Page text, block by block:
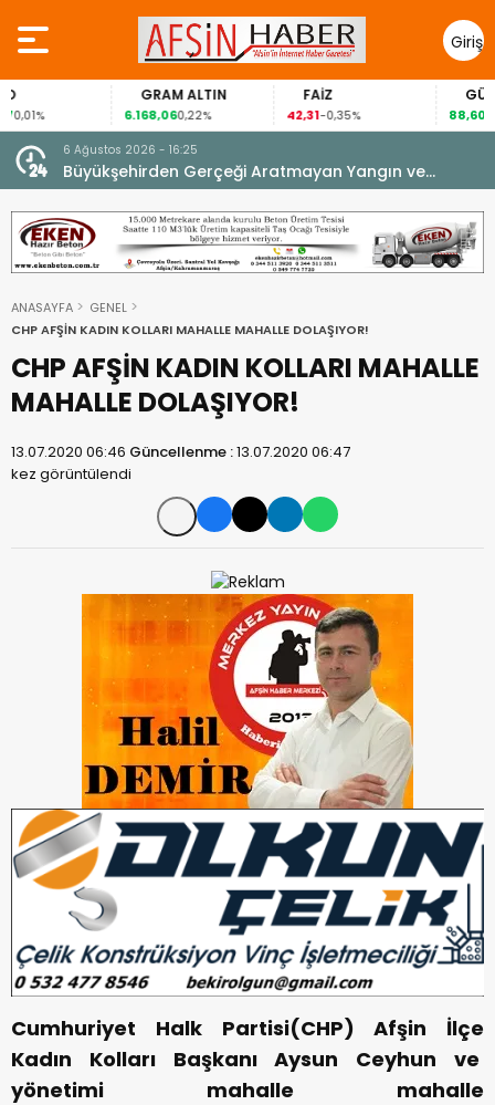
Giriş
Yap
GRAM ALTIN
0,22% -0,35%
GÜMÜŞ GRAM
6 Ağustos 2026 - 16:25
Büyükşehirden Gerçeği Aratmayan Yangın ve
Kurtarma Tatbikatı.
ANASAYFA
GENEL
CHP AFŞİN KADIN KOLLARI MAHALLE MAHALLE DOLAŞIYOR!
CHP AFŞİN KADIN KOLLARI MAHALLE
MAHALLE DOLAŞIYOR!
13.07.2020 06:46 Güncellenme :13.07.2020 06:47
kez görüntülendi
Cumhuriyet Halk Partisi(CHP) Afşin İlçe
Kadın Kolları Başkanı Aysun Ceyhun ve
yönetimi mahalle mahalle